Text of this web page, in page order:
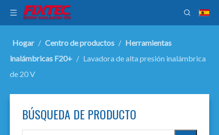
Hogar / Centro de productos / Herramientas
inalámbricas F20+ / Lavadora de alta presión inalámbrica
de 20 V
BÚSQUEDA DE PRODUCTO